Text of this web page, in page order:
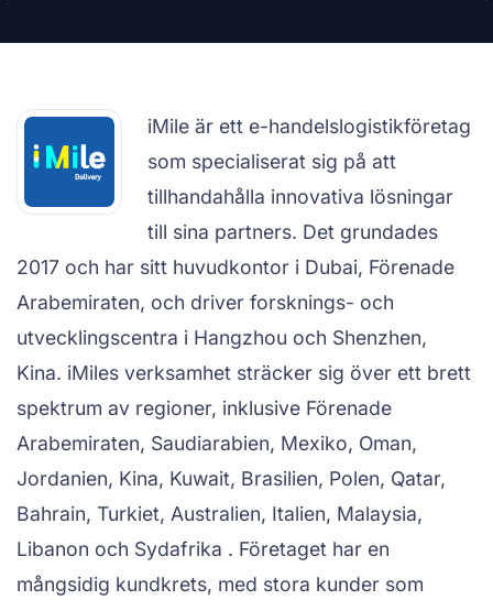
iMile är ett e-handelslogistikföretag
som specialiserat sig på att
tillhandahålla innovativa lösningar
till sina partners. Det grundades
2017 och har sitt huvudkontor i Dubai, Förenade
Arabemiraten, och driver forsknings- och
utvecklingscentra i Hangzhou och Shenzhen,
Kina. iMiles verksamhet sträcker sig över ett brett
spektrum av regioner, inklusive Förenade
Arabemiraten, Saudiarabien, Mexiko, Oman,
Jordanien, Kina, Kuwait, Brasilien, Polen, Qatar,
Bahrain, Turkiet, Australien, Italien, Malaysia,
Libanon och Sydafrika . Företaget har en
mångsidig kundkrets, med stora kunder som